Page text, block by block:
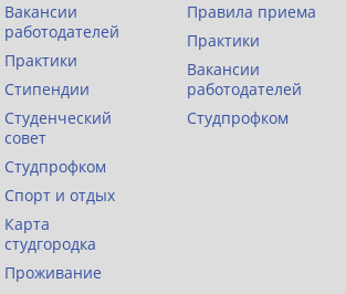
Вакансии
работодателей
Практики
Стипендии
Студенческий
совет
Студпрофком
Спорт и отдых
Карта
студгородка
Проживание
Правила приема
Практики
Вакансии
работодателей
Студпрофком